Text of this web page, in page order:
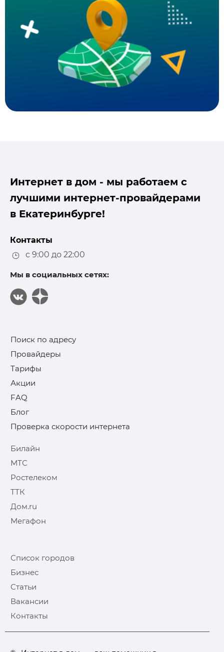
Интернет в дом - мы работаем с
лучшими интернет-провайдерами
в Екатеринбурге!
Контакты
с 9:00 до 22:00
Мы в социальных сетях:
Поиск по адресу
Провайдеры
Тарифы
Акции
FAQ
Блог
Проверка скорости интернета
Билайн
МТС
Ростелеком
ТТК
Дом.ru
Мегафон
Список городов
Бизнес
Статьи
Вакансии
Контакты